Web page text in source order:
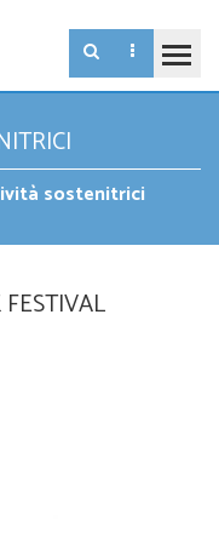
sostenitrici